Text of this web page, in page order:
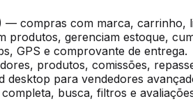
— compras com marca, carrinho,
produtos, gerenciam estoque,
GPS e comprovante de entrega.
produtos, comissões,
desktop para vendedores
busca, filtros e